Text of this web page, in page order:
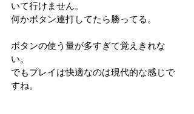
いて行けません。
何かボタン連打してたら勝ってる。
ボタンの使う量が多すぎて覚えきれな
い。
でもプレイは快適なのは現代的な感じで
すね。